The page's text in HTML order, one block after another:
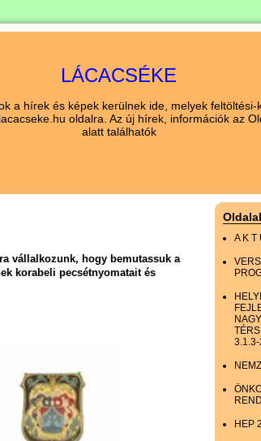
LÁCACSÉKE
a hírek és képek kerülnek ide, melyek
oldalra. Az új hírek, információk az
alatt találhatók
A K T
HEP
vállalkozunk, hogy bemutassuk a
korabeli pecsétnyomatait és